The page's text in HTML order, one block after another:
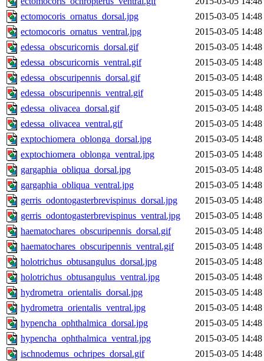
ectomocoris_ornatus_dorsal.jpg
2015-03-05 14:48
ectomocoris_ornatus_ventral.jpg
2015-03-05 14:48
edessa_obscuricornis_dorsal.gif
2015-03-05 14:48
edessa_obscuricornis_ventral.gif
2015-03-05 14:48
edessa_obscuripennis_dorsal.gif
2015-03-05 14:48
edessa_obscuripennis_ventral.gif
2015-03-05 14:48
edessa_olivacea_dorsal.gif
2015-03-05 14:48
edessa_olivacea_ventral.gif
2015-03-05 14:48
exptochiomera_oblonga_dorsal.jpg
2015-03-05 14:48
exptochiomera_oblonga_ventral.jpg
2015-03-05 14:48
gargaphia_obliqua_dorsal.jpg
2015-03-05 14:48
gargaphia_obliqua_ventral.jpg
2015-03-05 14:48
gerris_odontogasterbrevispinus_dorsal.jpg
2015-03-05 14:48
gerris_odontogasterbrevispinus_ventral.jpg
2015-03-05 14:48
haematochares_obscuripennis_dorsal.gif
2015-03-05 14:48
haematochares_obscuripennis_ventral.gif
2015-03-05 14:48
holotrichus_obtusangulus_dorsal.jpg
2015-03-05 14:48
holotrichus_obtusangulus_ventral.jpg
2015-03-05 14:48
hydrometra_orientalis_dorsal.jpg
2015-03-05 14:48
hydrometra_orientalis_ventral.jpg
2015-03-05 14:48
hypencha_ophthalmica_dorsal.jpg
2015-03-05 14:48
hypencha_ophthalmica_ventral.jpg
2015-03-05 14:48
ischnodemus_ochripes_dorsal.gif
2015-03-05 14:48